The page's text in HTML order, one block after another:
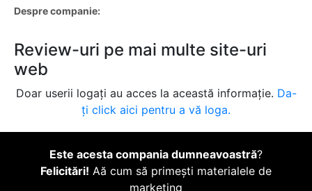
Despre companie:
Review-uri pe mai multe site-uri
web
Doar userii logați au acces la această informație. Da-
ți click aici pentru a vă loga.
Este acesta compania dumneavoastră?
Felicitări! Aă cum să primești materialele de
marketing